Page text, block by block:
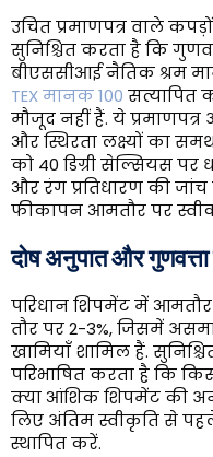
उचित प्रमाणपत्र वाले
सुनिश्चित करता है कि
बीएससीआई नैतिक श्रम
TEX मानक 100 सत्यापित
मौजूद नहीं हैं. ये
और स्थिरता लक्ष्यों का
को 40 डिग्री सेल्सियस पर
और रंग प्रतिधारण की
फीकापन आमतौर पर
दोष अनुपात और
परिधान शिपमेंट में
तौर पर 2-3%, जिसमें
खामियाँ शामिल हैं.
परिभाषित करता है कि
क्या आंशिक शिपमेंट की
लिए अंतिम स्वीकृति से
स्थापित करें.